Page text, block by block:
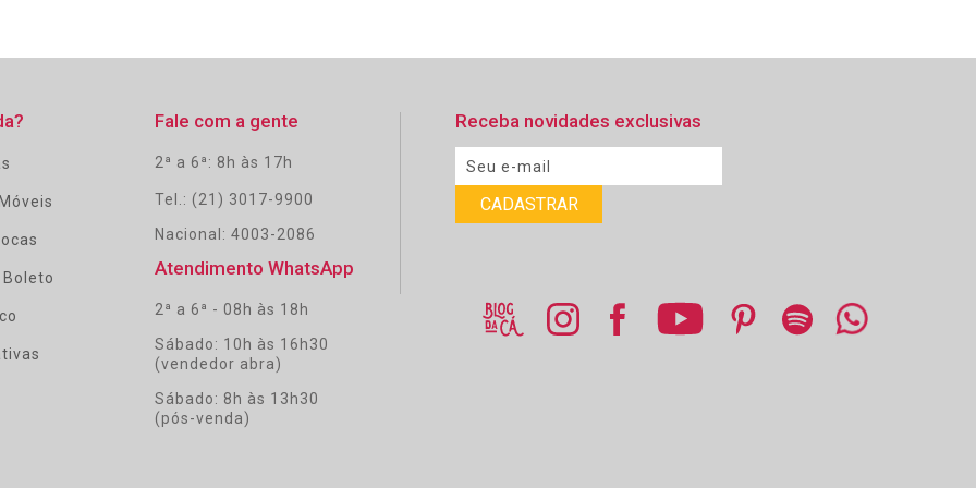
Fale com a gente
2ª a 6ª: 8h às 17h
Tel.: (21) 3017-9900
Nacional: 4003-2086
Atendimento WhatsApp
2ª a 6ª - 08h às 18h
Sábado: 10h às 16h30
(vendedor abra)
Sábado: 8h às 13h30
(pós-venda)
Receba novidades exclusivas